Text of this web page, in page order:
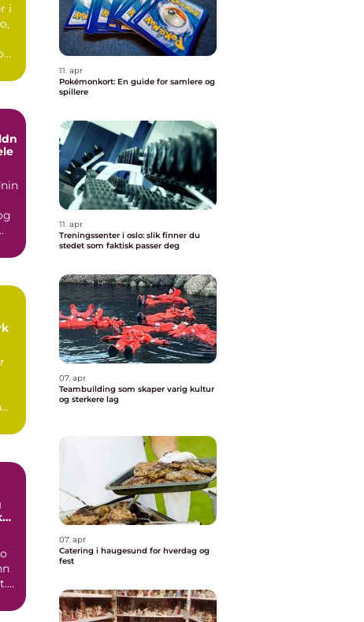
i
11. apr
Pokémonkort: En guide for samlere og
spillere
11. apr
Treningssenter i oslo: slik finner du
stedet som faktisk passer deg
07. apr
Teambuilding som skaper varig kultur
og sterkere lag
07. apr
Catering i haugesund for hverdag og
fest